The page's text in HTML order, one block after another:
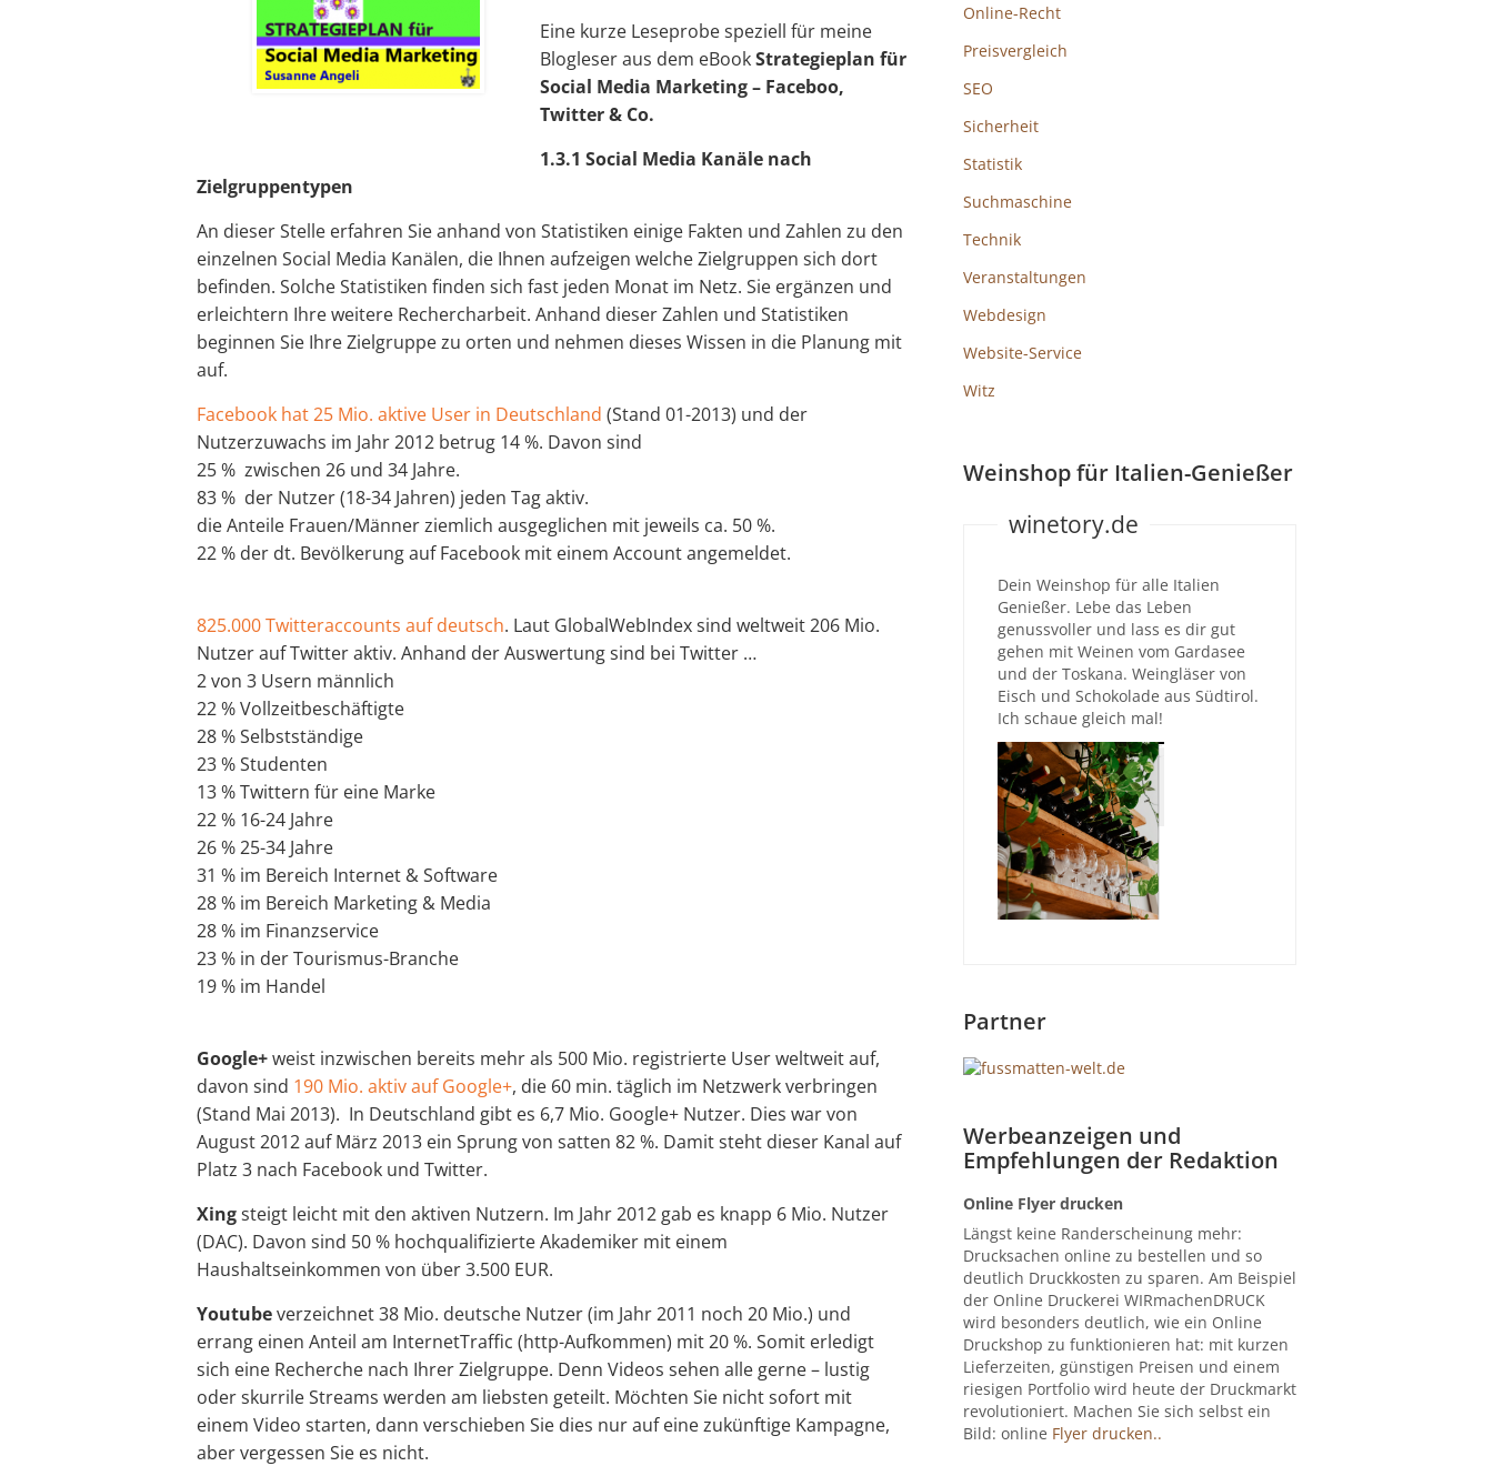
Eine kurze Leseprobe speziell für meine
Blogleser aus dem eBookStrategieplan für
Social Media Marketing – Faceboo,
Twitter & Co.
1.3.1 Social Media Kanäle nach
Zielgruppentypen
An dieser Stelle erfahren Sie anhand von Statistiken einige Fakten und Zahlen zu den
einzelnen Social Media Kanälen, die Ihnen aufzeigen welche Zielgruppen sich dort
befinden. Solche Statistiken finden sich fast jeden Monat im Netz. Sie ergänzen und
erleichtern Ihre weitere Rechercharbeit. Anhand dieser Zahlen und Statistiken
beginnen Sie Ihre Zielgruppe zu orten und nehmen dieses Wissen in die Planung mit
auf.
Facebook hat 25 Mio. aktive User in Deutschland (Stand 01-2013) und der
Nutzerzuwachs im Jahr 2012 betrug 14 %. Davon sind
25 % zwischen 26 und 34 Jahre.
83 % der Nutzer (18-34 Jahren) jeden Tag aktiv.
die Anteile Frauen/Männer ziemlich ausgeglichen mit jeweils ca. 50 %.
22 % der dt. Bevölkerung auf Facebook mit einem Account angemeldet.
825.000 Twitteraccounts auf deutsch. Laut GlobalWebIndex sind weltweit 206 Mio.
Nutzer auf Twitter aktiv. Anhand der Auswertung sind bei Twitter …
2 von 3 Usern männlich
22 % Vollzeitbeschäftigte
28 % Selbstständige
23 % Studenten
13 % Twittern für eine Marke
22 % 16-24 Jahre
26 % 25-34 Jahre
31 % im Bereich Internet & Software
28 % im Bereich Marketing & Media
28 % im Finanzservice
23 % in der Tourismus-Branche
19 % im Handel
Google+weist inzwischen bereits mehr als 500 Mio. registrierte User weltweit auf,
davon sind 190 Mio. aktiv auf Google+, die 60 min. täglich im Netzwerk verbringen
(Stand Mai 2013). In Deutschland gibt es 6,7 Mio. Google+ Nutzer. Dies war von
August 2012 auf März 2013 ein Sprung von satten 82 %. Damit steht dieser Kanal auf
Platz 3 nach Facebook und Twitter.
Xingsteigt leicht mit den aktiven Nutzern. Im Jahr 2012 gab es knapp 6 Mio. Nutzer
(DAC). Davon sind 50 % hochqualifizierte Akademiker mit einem
Haushaltseinkommen von über 3.500 EUR.
Youtubeverzeichnet 38 Mio. deutsche Nutzer (im Jahr 2011 noch 20 Mio.) und
errang einen Anteil am InternetTraffic (http-Aufkommen) mit 20 %. Somit erledigt
sich eine Recherche nach Ihrer Zielgruppe. Denn Videos sehen alle gerne – lustig
oder skurrile Streams werden am liebsten geteilt. Möchten Sie nicht sofort mit
einem Video starten, dann verschieben Sie dies nur auf eine zukünftige Kampagne,
aber vergessen Sie es nicht.
Online-Recht
Preisvergleich
SEO
Sicherheit
Statistik
Suchmaschine
Technik
Veranstaltungen
Webdesign
Website-Service
Witz
Weinshop für Italien-Genießer
winetory.de
Dein Weinshop für alle Italien
Genießer. Lebe das Leben
genussvoller und lass es dir gut
gehen mit Weinen vom Gardasee
und der Toskana. Weingläser von
Eisch und Schokolade aus Südtirol.
Ich schaue gleich mal!
Partner
Werbeanzeigen und
Empfehlungen der Redaktion
Online Flyer drucken
Längst keine Randerscheinung mehr:
Drucksachen online zu bestellen und so
deutlich Druckkosten zu sparen. Am Beispiel
der Online Druckerei WIRmachenDRUCK
wird besonders deutlich, wie ein Online
Druckshop zu funktionieren hat: mit kurzen
Lieferzeiten, günstigen Preisen und einem
riesigen Portfolio wird heute der Druckmarkt
revolutioniert. Machen Sie sich selbst ein
Bild: online Flyer drucken..